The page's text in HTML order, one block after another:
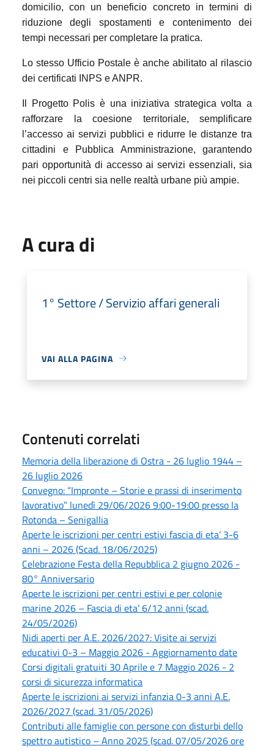
domicilio, con un beneficio concreto in termini di
riduzione degli spostamenti e contenimento dei
tempi necessari per completare la pratica.
Lo stesso Ufficio Postale è anche abilitato al rilascio
dei certificati INPS e ANPR.
Il Progetto Polis è una iniziativa strategica volta a
rafforzare la coesione territoriale, semplificare
l’accesso ai servizi pubblici e ridurre le distanze tra
cittadini e Pubblica Amministrazione, garantendo
pari opportunità di accesso ai servizi essenziali, sia
nei piccoli centri sia nelle realtà urbane più ampie.
A cura di
1° Settore / Servizio affari generali
VAI ALLA PAGINA
Contenuti correlati
Memoria della liberazione di Ostra - 26 luglio 1944 –
26 luglio 2026
Convegno: “Impronte – Storie e prassi di inserimento
lavorativo” lunedì 29/06/2026 9:00-19:00 presso la
Rotonda – Senigallia
Aperte le iscrizioni per centri estivi fascia di eta’ 3-6
anni – 2026 (Scad. 18/06/2025)
Celebrazione Festa della Repubblica 2 giugno 2026 -
80° Anniversario
Aperte le iscrizioni per centri estivi e per colonie
marine 2026 – Fascia di eta’ 6/12 anni (scad.
24/05/2026)
Nidi aperti per A.E. 2026/2027: Visite ai servizi
educativi 0-3 – Maggio 2026 - Aggiornamento date
Corsi digitali gratuiti 30 Aprile e 7 Maggio 2026 - 2
corsi di sicurezza informatica
Aperte le iscrizioni ai servizi infanzia 0-3 anni A.E.
2026/2027 (scad. 31/05/2026)
Contributi alle famiglie con persone con disturbi dello
spettro autistico – Anno 2025 (scad. 07/05/2026 ore